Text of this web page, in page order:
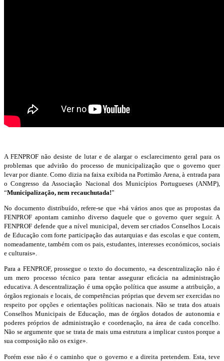
A FENPROF não desiste de lutar e de alargar o esclarecimento geral para os
problemas que advirão do processo de municipalização que o governo quer
levar por diante. Como dizia na faixa exibida na Portimão Arena, à entrada para
o Congresso da Associação Nacional dos Municípios Portugueses (ANMP),
“Municipalização, nem recauchutada!”
No documento distribuído, refere-se que «há vários anos que as propostas da
FENPROF apontam caminho diverso daquele que o governo quer seguir. A
FENPROF defende que a nível municipal, devem ser criados Conselhos Locais
de Educação com forte participação das autarquias e das escolas e que contem,
nomeadamente, também com os pais, estudantes, interesses económicos, sociais
e culturais».
Para a FENPROF, prossegue o texto do documento, «a descentralização não é
um mero processo técnico para tentar assegurar eficácia na administração
educativa. A descentralização é uma opção política que assume a atribuição, a
órgãos regionais e locais, de competências próprias que devem ser exercidas no
respeito por opções e orientações políticas nacionais. Não se trata dos atuais
Conselhos Municipais de Educação, mas de órgãos dotados de autonomia e
poderes próprios de administração e coordenação, na área de cada concelho.
Não se argumente que se trata de mais uma estrutura a implicar custos porque a
sua composição não os exige».
Porém esse não é o caminho que o governo e a direita pretendem. Esta, teve